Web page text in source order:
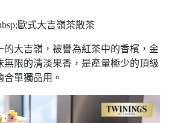
歐式大吉嶺茶散茶
的大吉嶺，被譽為紅茶中的香檳，金
無限的清淡果香，是產量極少的頂級
單獨品用。